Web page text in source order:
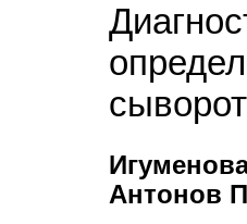
Антонов